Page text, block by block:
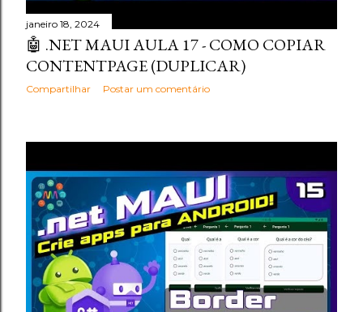
janeiro 18, 2024
🤖 .NET MAUI AULA 17 - COMO COPIAR
CONTENTPAGE (DUPLICAR)
Compartilhar Postar um comentário